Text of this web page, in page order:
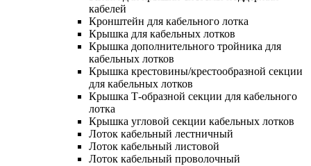
кабелей
Кронштейн для кабельного лотка
Крышка для кабельных лотков
Крышка дополнительного тройника для
кабельных лотков
Крышка крестовины/крестообразной секции
для кабельных лотков
Крышка Т-образной секции для кабельного
лотка
Крышка угловой секции кабельных лотков
Лоток кабельный лестничный
Лоток кабельный листовой
Лоток кабельный проволочный